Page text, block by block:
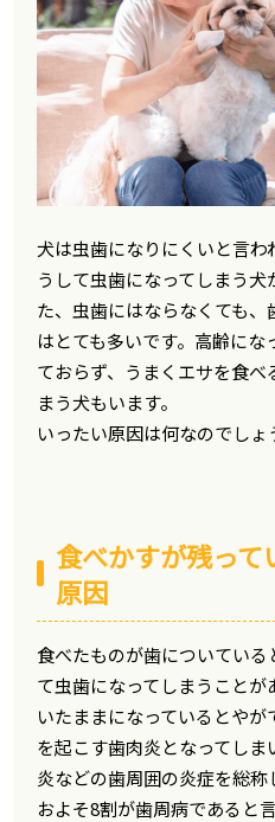
犬は虫歯になりにくいと言
うして虫歯になってしまう
た、虫歯にはならなくても
はとても多いです。高齢に
ておらず、うまくエサを食
まう犬もいます。
いったい原因は何なのでしょ
食べかすが残っ
原因
食べたものが歯についてい
て虫歯になってしまうこと
いたままになっているとや
を起こす歯肉炎となってし
炎などの歯周囲の炎症を総
およそ8割が歯周病であると